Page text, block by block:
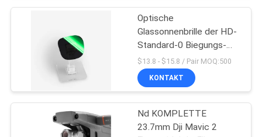
Filter ND8
Optische
Glassonnenbrille der HD-
Standard-0 Biegungs-
1.0mm
$13.8 - $15.8 / Pair MOQ:500
KONTAKT
Nd KOMPLETTE
23.7mm Dji Mavic 2